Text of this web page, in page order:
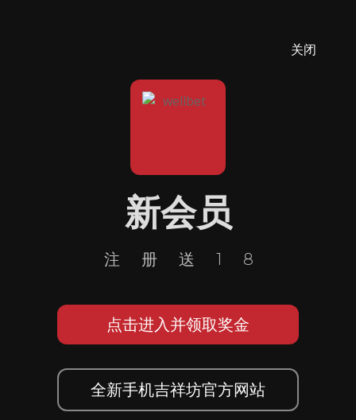
关闭
新会员
注册送18
点击进入并领取奖金
全新手机吉祥坊官方网站